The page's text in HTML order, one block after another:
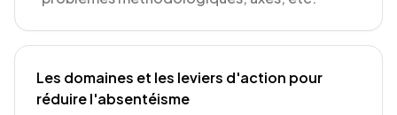
Les domaines et les leviers d'action pour
réduire l'absentéisme